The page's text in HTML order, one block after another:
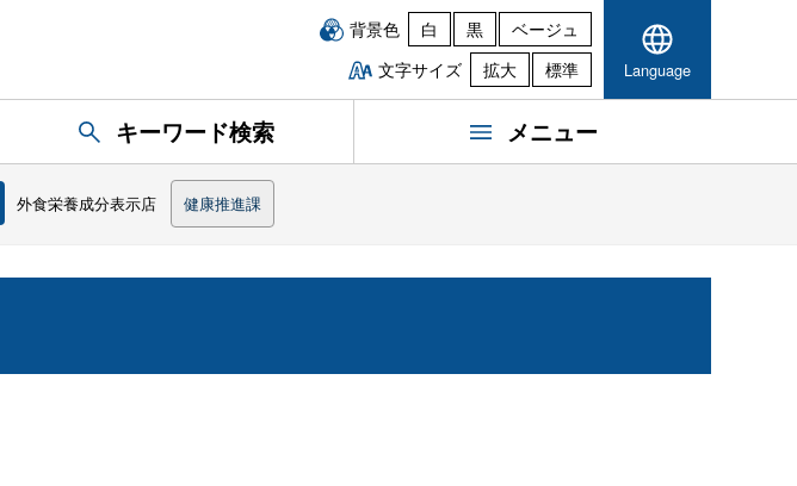
背景色 白 黒
ベージュ
文字サイズ
拡大 標準 Language
キーワード検索 メニュー
外食栄養成分表示店 健康推進課